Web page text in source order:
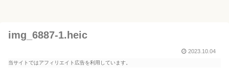
img_6887-1.heic
2023.10.04
当サイトではアフィリエイト広告を利用しています。